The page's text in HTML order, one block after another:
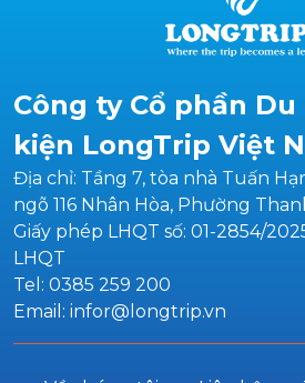
Công ty Cổ phần Du
kiện LongTrip Việt
Địa chỉ: Tầng 7, tòa nhà Tuấn
ngõ 116 Nhân Hòa, Phường
Giấy phép LHQT số: 01-2854/
LHQT
Tel: 0385 259 200
Email: infor@longtrip.vn